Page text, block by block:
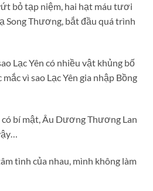
bỏ tạp niệm, hai hạt máu tươi
Song Thương, bắt đầu quá trình
Lạc Yên có nhiều vật khủng bố
vì sao Lạc Yên gia nhập Bồng
bí mật, Âu Dương Thương Lan
tình của nhau, mình không làm